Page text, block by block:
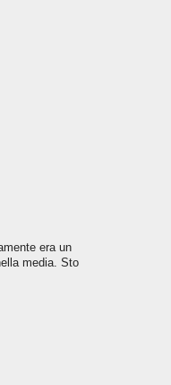
era un
media. Sto